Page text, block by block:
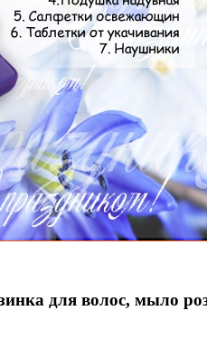
для волос, мыло